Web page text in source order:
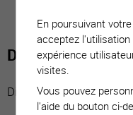
Distribution du
Distribution :
En poursuivant
acceptez
expérience
visites.
Vous pouvez
l'aide du bouton ci-